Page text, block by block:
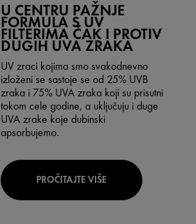
U CENTRU PAŽNJE
FORMULA S UV
FILTERIMA ČAK I PROTIV
DUGIH UVA ZRAKA
UV zraci kojima smo svakodnevno
izloženi se sastoje se od 25% UVB
zraka i 75% UVA zraka koji su prisutni
tokom cele godine, a uključuju i duge
UVA zrake koje dubinski
apsorbujemo.
PROČITAJTE VIŠE